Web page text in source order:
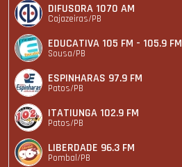
DIFUSORA 1070 AM
Cajazeiras/PB
EDUCATIVA 105 FM - 105.9 FM
Sousa/PB
ESPINHARAS 97.9 FM
Patos/PB
ITATIUNGA 102.9 FM
Patos/PB
LIBERDADE 96.3 FM
Pombal/PB